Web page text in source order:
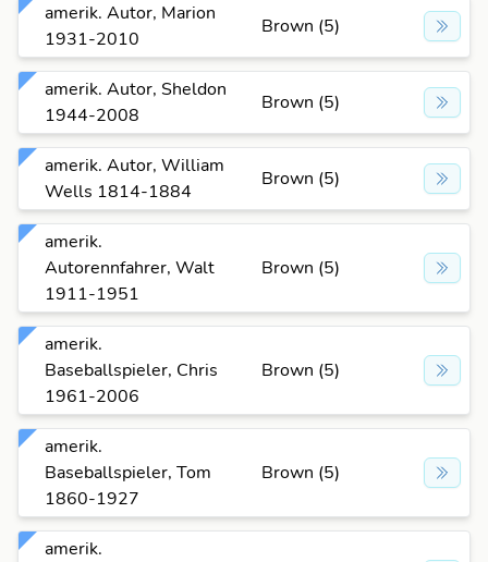
amerik. Autor, Marion
1931-2010
Brown (5)
amerik. Autor, Sheldon
1944-2008
Brown (5)
amerik. Autor, William
Wells 1814-1884
Brown (5)
amerik.
Autorennfahrer, Walt
1911-1951
Brown (5)
amerik.
Baseballspieler, Chris
1961-2006
Brown (5)
amerik.
Baseballspieler, Tom
1860-1927
Brown (5)
amerik.